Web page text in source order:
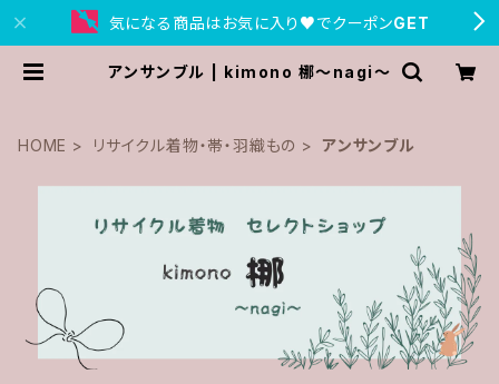
気になる商品はお気に入り♥でクーポンGET
アンサンブル | kimono 梛〜nagi〜
HOME リサイクル着物・帯・羽織もの アンサンブル